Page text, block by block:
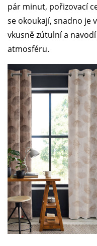
pár minut, pořizovací
se okoukají, snadno je
vkusně zútulní a
atmosféru.